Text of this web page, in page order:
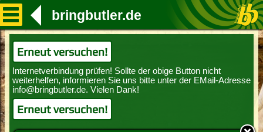
bringbutler.de
Erneut versuchen!
Erneut versuchen!